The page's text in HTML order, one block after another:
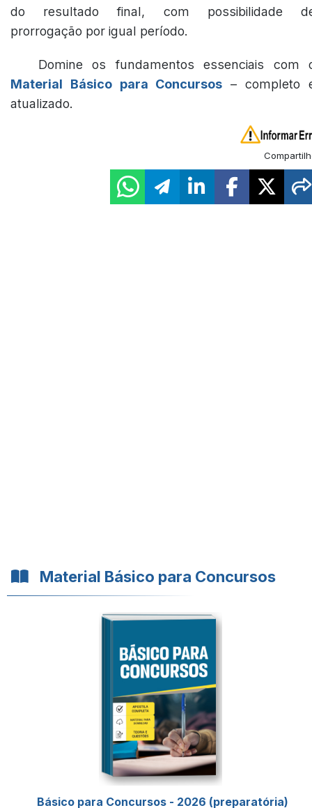
do resultado final, com possibilidade
prorrogação por igual período.
Domine os fundamentos essenciais com
Material Básico para Concursos – completo
atualizado.
Material Básico para Concursos
Básico para Concursos - 2026 (preparatória)